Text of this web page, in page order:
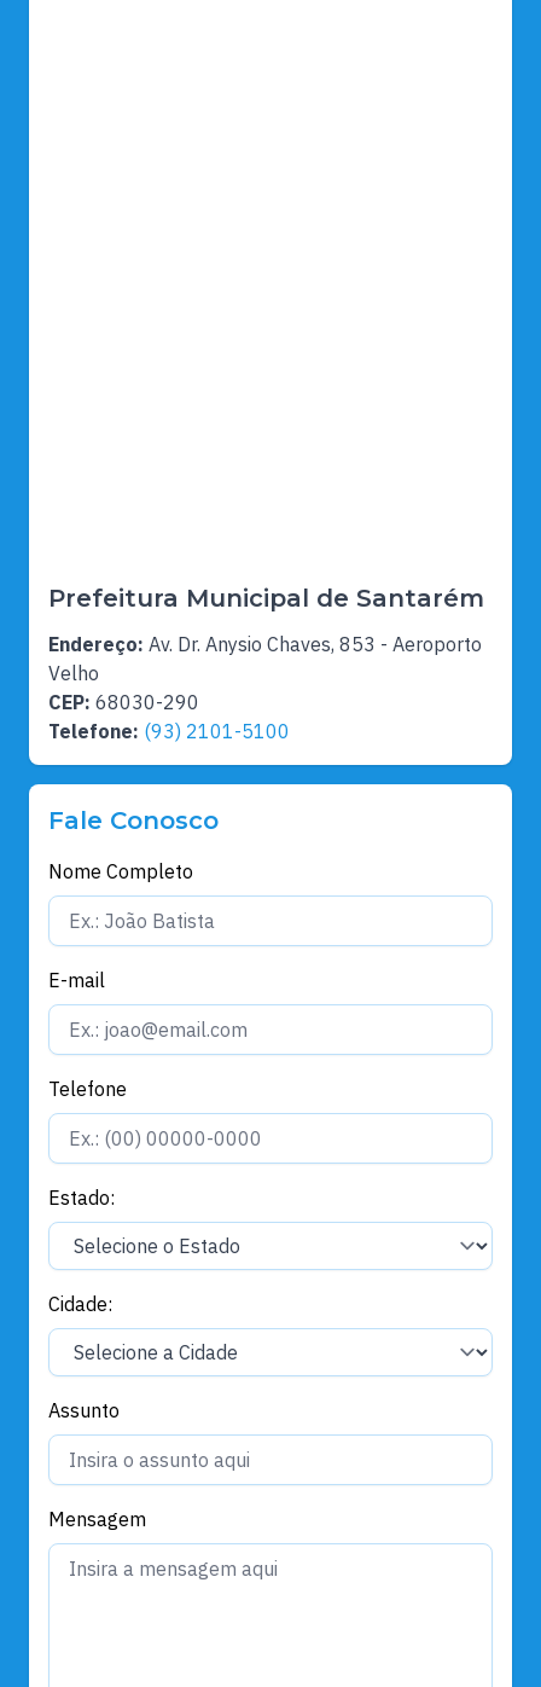
Prefeitura Municipal de Santarém
Endereço: Av. Dr. Anysio Chaves, 853 - Aeroporto
Velho
CEP: 68030-290
Telefone: (93) 2101-5100
Fale Conosco
Nome Completo
E-mail
Telefone
Estado:
Cidade:
Assunto
Mensagem